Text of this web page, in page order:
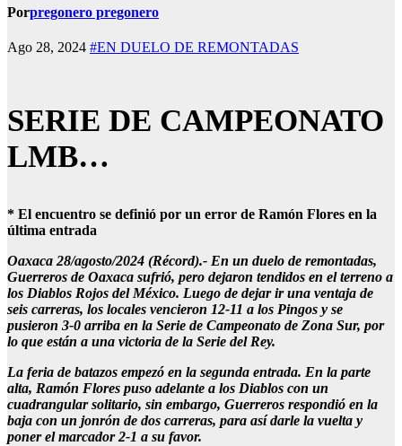
Porpregonero pregonero
Ago 28, 2024 #EN DUELO DE REMONTADAS
SERIE DE CAMPEONATO
LMB…
* El encuentro se definió por un error de Ramón Flores en la
última entrada
Oaxaca 28/agosto/2024 (Récord).- En un duelo de remontadas,
Guerreros de Oaxaca sufrió, pero dejaron tendidos en el terreno a
los Diablos Rojos del México. Luego de dejar ir una ventaja de
seis carreras, los locales vencieron 12-11 a los Pingos y se
pusieron 3-0 arriba en la Serie de Campeonato de Zona Sur, por
lo que están a una victoria de la Serie del Rey.
La feria de batazos empezó en la segunda entrada. En la parte
alta, Ramón Flores puso adelante a los Diablos con un
cuadrangular solitario, sin embargo, Guerreros respondió en la
baja con un jonrón de dos carreras, para así darle la vuelta y
poner el marcador 2-1 a su favor.